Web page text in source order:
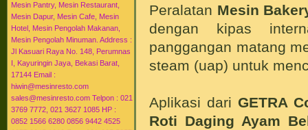
Mesin Pantry, Mesin Restaurant,
Mesin Dapur, Mesin Cafe, Mesin
Hotel, Mesin Pengolah Makanan,
Mesin Pengolah Minuman. Address :
Jl Kasuari Raya No. 148, Perumnas
I, Kayuringin Jaya, Bekasi Barat,
17144 Email :
hiwin@mesinresto.com
sales@mesinresto.com Telpon : 021
3769 7772, 021 3627 1085 HP :
0852 1566 6280 0856 9442 4525
Peralatan Mesin
dengan kipas
panggangan matang
steam (uap) untuk
Aplikasi dari GETRA
Roti Daging Ayam